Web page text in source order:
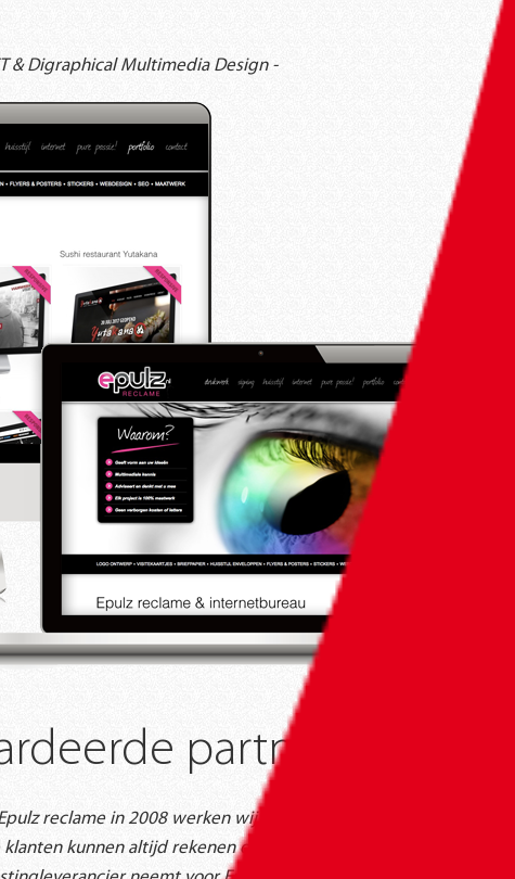
& Digraphical Multimedia Design -
partner
reclame in 2008 werken wij met volle
kunnen altijd rekenen op 100% support en